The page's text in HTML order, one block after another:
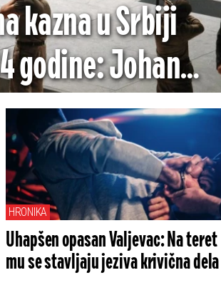
kazna u Srbiji
godine: Johan
zbog ovog
zločina
HRONIKA
Uhapšen opasan Valjevac: Na teret
mu se stavljaju jeziva krivična dela